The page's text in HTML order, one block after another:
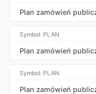
Plan zamówień
Symbol: PLAN
Plan zamówień
Symbol: PLAN
Plan zamówień